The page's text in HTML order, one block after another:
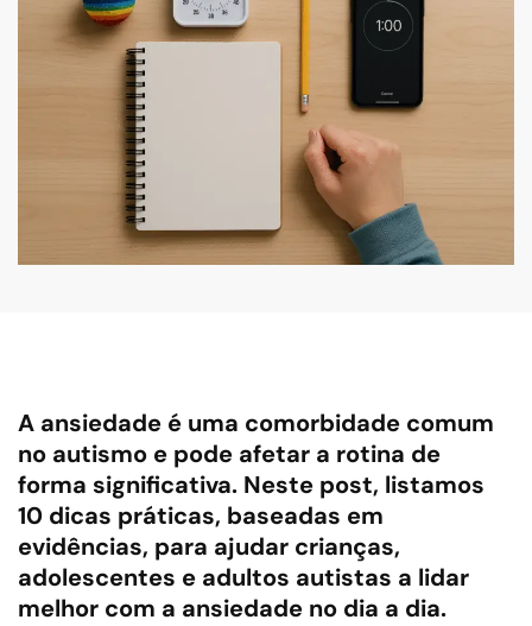
A ansiedade é uma comorbidade comum
no autismo e pode afetar a rotina de
forma significativa. Neste post, listamos
10 dicas práticas, baseadas em
evidências, para ajudar crianças,
adolescentes e adultos autistas a lidar
melhor com a ansiedade no dia a dia.